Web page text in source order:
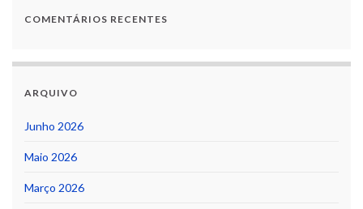
COMENTÁRIOS RECENTES
ARQUIVO
Junho 2026
Maio 2026
Março 2026